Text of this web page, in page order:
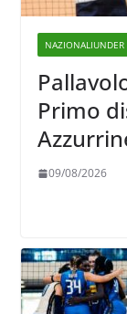
NAZIONALIUNDER
Primo
3-1
09/08/2026